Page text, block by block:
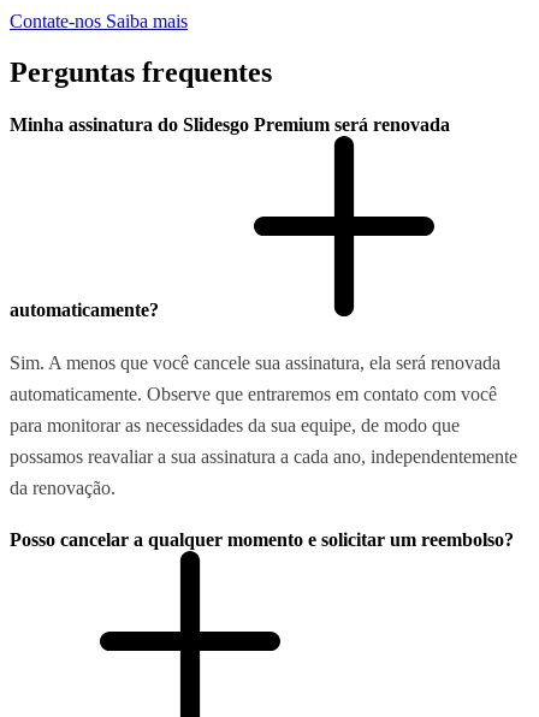
Contate-nos Saiba mais
Perguntas frequentes
Minha assinatura do Slidesgo Premium será renovada
automaticamente?
Sim. A menos que você cancele sua assinatura, ela será renovada
automaticamente. Observe que entraremos em contato com você
para monitorar as necessidades da sua equipe, de modo que
possamos reavaliar a sua assinatura a cada ano, independentemente
da renovação.
Posso cancelar a qualquer momento e solicitar um reembolso?